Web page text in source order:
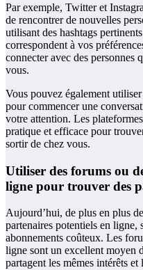
Par exemple, Twitter et
de rencontrer de nouvelles
utilisant des hashtags
correspondent à vos
connecter avec des personnes
vous.
Vous pouvez également
pour commencer une
votre attention. Les
pratique et efficace pour
sortir de chez vous.
Utiliser des forums ou
ligne pour trouver des
Aujourd’hui, de plus en plus
partenaires potentiels en ligne,
abonnements coûteux. Les
ligne sont un excellent moyen
partagent les mêmes intérêts et